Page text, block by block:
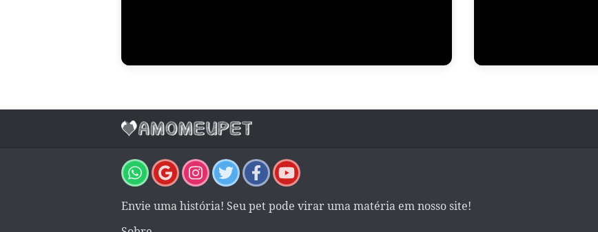
Envie uma história! Seu pet pode virar uma matéria em nosso site!